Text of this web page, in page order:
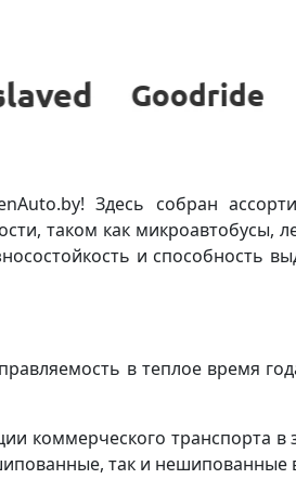
Здесь собран
таком как микроавтобусы,
и способность
в теплое время
коммерческого транспорта
так и нешипованные